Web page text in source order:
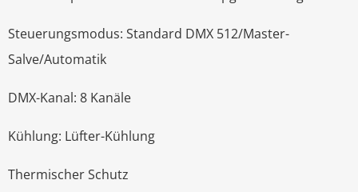
Steuerungsmodus: Standard DMX 512/Master-
Salve/Automatik
DMX-Kanal: 8 Kanäle
Kühlung: Lüfter-Kühlung
Thermischer Schutz